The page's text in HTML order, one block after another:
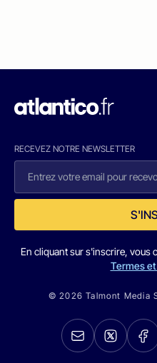
RECEVEZ NOTRE NEWSLETTER
En cliquant sur s'inscrire, vous
Termes
© 2026 Talmont Media